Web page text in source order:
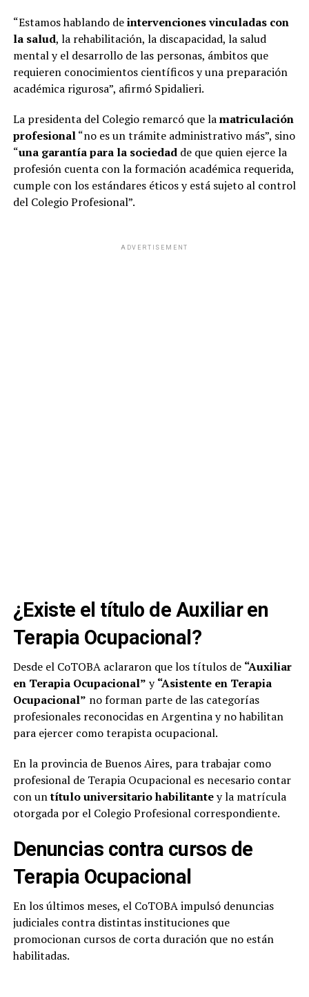
“Estamos hablando deintervenciones vinculadas con
la salud, la rehabilitación, la discapacidad, la salud
mental y el desarrollo de las personas, ámbitos que
requieren conocimientos científicos y una preparación
académica rigurosa”, afirmó Spidalieri.
La presidenta del Colegio remarcó que lamatriculación
profesional“no es un trámite administrativo más”, sino
“una garantía para la sociedad de que quien ejerce la
profesión cuenta con la formación académica requerida,
cumple con los estándares éticos y está sujeto al control
del Colegio Profesional”.
ADVERTISEMENT
¿Existe el título de Auxiliar en
Terapia Ocupacional?
Desde el CoTOBA aclararon que los títulos de “Auxiliar
en Terapia Ocupacional” y“Asistente en Terapia
Ocupacional” no forman parte de las categorías
profesionales reconocidas en Argentina y no habilitan
para ejercer como terapista ocupacional.
En la provincia de Buenos Aires, para trabajar como
profesional de Terapia Ocupacional es necesario contar
con untítulo universitario habilitantey la matrícula
otorgada por el Colegio Profesional correspondiente.
Denuncias contra cursos de
Terapia Ocupacional
En los últimos meses, el CoTOBA impulsó denuncias
judiciales contra distintas instituciones que
promocionan cursos de corta duración que no están
habilitadas.